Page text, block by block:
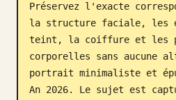
Préservez l'exacte
la structure faciale, les
teint, la coiffure et les
corporelles sans aucune
portrait minimaliste et
An 2026. Le sujet est